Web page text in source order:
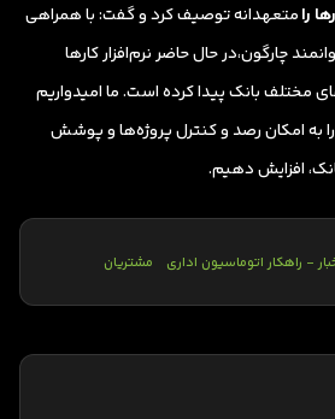
رامتعهدانه توصیف کرد و گفت:‌ با همراهی
چارگون،‌در حال حاضر نرم‌افزار کارها
بانک پیدا کرده است. ما امیدواریم
را به امکان رصد و کنترل پروژه‌ها و پوشش
افزایش دهیم.
- راهکار اتوماسیون اداری مشتریان